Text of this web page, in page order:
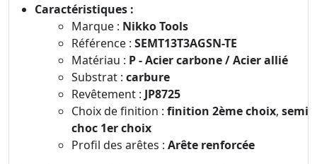
Caractéristiques :
Marque : Nikko Tools
Référence : SEMT13T3AGSN-TE
Matériau : P - Acier carbone / Acier allié
Substrat : carbure
Revêtement : JP8725
Choix de finition : finition 2ème choix, semi
choc 1er choix
Profil des arêtes : Arête renforcée